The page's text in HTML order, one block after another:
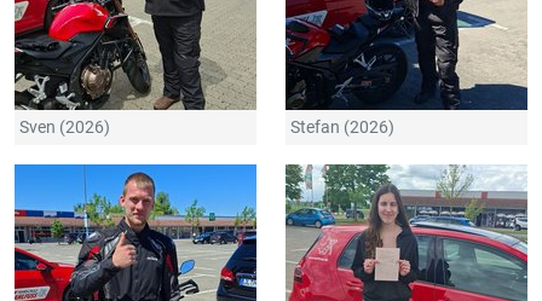
Sven (2026) Stefan (2026)